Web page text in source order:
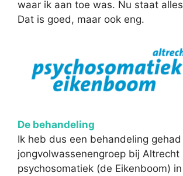
waar ik aan toe was. Nu staat
Dat is goed, maar ook eng.
De behandeling
Ik heb dus een behandeling
jongvolwassenengroep bij Altrecht
psychosomatiek (de Eikenboom)